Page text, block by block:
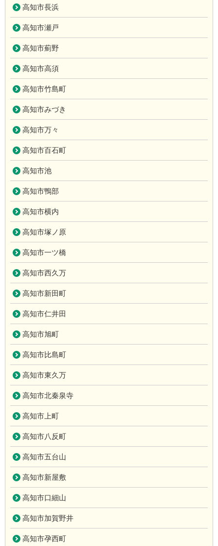
高知市長浜
高知市瀬戸
高知市薊野
高知市高須
高知市竹島町
高知市みづき
高知市万々
高知市百石町
高知市池
高知市鴨部
高知市横内
高知市塚ノ原
高知市一ツ橋
高知市西久万
高知市新田町
高知市仁井田
高知市旭町
高知市比島町
高知市東久万
高知市北秦泉寺
高知市上町
高知市八反町
高知市五台山
高知市新屋敷
高知市口細山
高知市加賀野井
高知市孕西町